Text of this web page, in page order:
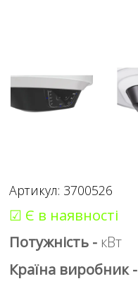
Артикул: 3700526
☑ Є в наявності
Потужність - кВт
Країна виробник -